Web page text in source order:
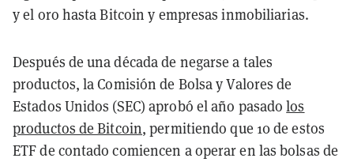
y el oro hasta Bitcoin y empresas inmobiliarias.
Después de una década de negarse a tales
productos, la Comisión de Bolsa y Valores de
Estados Unidos (SEC) aprobó el año pasadolos
productos de Bitcoin, permitiendo que 10 de estos
ETF de contado comiencen a operar en las bolsas de